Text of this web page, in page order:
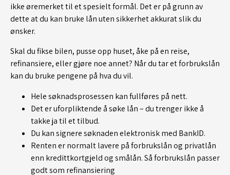
ikke øremerket til et spesielt formål. Det er på grunn av
dette at du kan bruke lån uten sikkerhet akkurat slik du
ønsker.
Skal du fikse bilen, pusse opp huset, åke på en reise,
refinansiere, eller gjøre noe annet? Når du tar et forbrukslån
kan du bruke pengene på hva du vil.
Hele søknadsprosessen kan fullføres på nett.
Det er uforpliktende å søke lån – du trenger ikke å
takke ja til et tilbud.
Du kan signere søknaden elektronisk med BankID.
Renten er normalt lavere på forbrukslån og privatlån
enn kredittkortgjeld og smålån. Så forbrukslån passer
godt som refinansiering